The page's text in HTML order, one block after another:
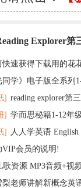
Explorer第
快速获得下载用的花
同学》电子版全系列
] reading explorer第
下载
] 学而思秘籍1-12年
度网盘
] 人人学英语
载
VIP会员的说明!
歌资源 MP3音频+视
梨老师讲解新概念英